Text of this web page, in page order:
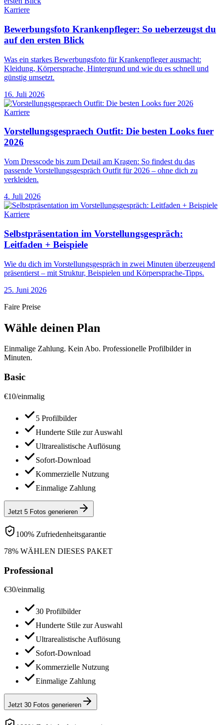
Karriere
Bewerbungsfoto Krankenpfleger: So ueberzeugst du
auf den ersten Blick
Was ein starkes Bewerbungsfoto für Krankenpfleger ausmacht:
Kleidung, Körpersprache, Hintergrund und wie du es schnell und
günstig umsetzt.
16. Juli 2026
Karriere
Vorstellungsgespraech Outfit: Die besten Looks fuer
2026
Vom Dresscode bis zum Detail am Kragen: So findest du das
passende Vorstellungsgespräch Outfit für 2026 – ohne dich zu
verkleiden.
4. Juli 2026
Karriere
Selbstpräsentation im Vorstellungsgespräch:
Leitfaden + Beispiele
Wie du dich im Vorstellungsgespräch in zwei Minuten überzeugend
präsentierst – mit Struktur, Beispielen und Körpersprache-Tipps.
25. Juni 2026
Faire Preise
Wähle deinen Plan
Einmalige Zahlung. Kein Abo. Professionelle Profilbilder in
Minuten.
Basic
€10/einmalig
5 Profilbilder
Hunderte Stile zur Auswahl
Ultrarealistische Auflösung
Sofort-Download
Kommerzielle Nutzung
Einmalige Zahlung
Jetzt 5 Fotos generieren
100% Zufriedenheitsgarantie
78% WÄHLEN DIESES PAKET
Professional
€30/einmalig
30 Profilbilder
Hunderte Stile zur Auswahl
Ultrarealistische Auflösung
Sofort-Download
Kommerzielle Nutzung
Einmalige Zahlung
Jetzt 30 Fotos generieren